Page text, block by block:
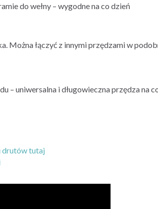
do wełny – wygodne na co dzień
Można łączyć z innymi przędzami w
– uniwersalna i długowieczna przędza na
drutów tutaj